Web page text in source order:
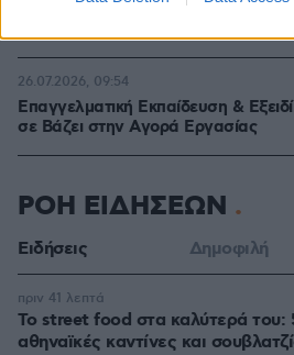
03.08.2026, 10:56
Επαγγελματική Εκπαίδευση &
σε Bάζει στην Aγορά Eργασίας
26.07.2026, 09:54
ΡΟΗ ΕΙΔΗΣΕΩΝ
Ειδήσεις Δημοφιλή
Το street food στα καλύτερά του:
αθηναϊκές καντίνες και
πριν 41 λεπτά